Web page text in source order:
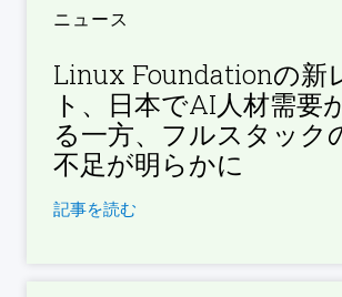
ニュース
Linux Foundationの新
ト、日本でAI人材需要
る一方、フルスタック
不足が明らかに
記事を読む